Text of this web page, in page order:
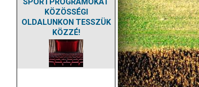
KÖZÖSSÉGI
OLDALUNKON TESSZÜK
KÖZZÉ!